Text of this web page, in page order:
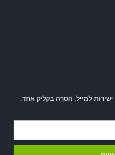
למייל. הסרה בקליק אחד.